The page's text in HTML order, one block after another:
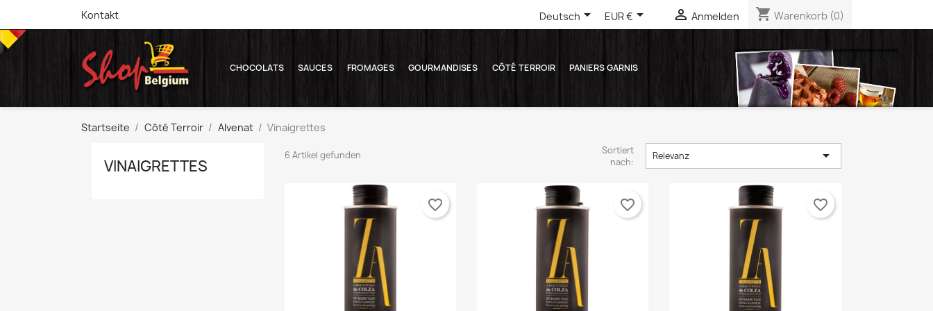
Kontakt Deutsch EUR €  Anmelden shopping_cart Warenkorb (0)
CHOCOLATS SAUCES FROMAGES GOURMANDISES CÔTÉ TERROIR PANIERS GARNIS
Startseite Côté Terroir Alvenat Vinaigrettes
VINAIGRETTES
6 Artikel gefunden
Sortiert
nach:
Relevanz 
favorite_border favorite_border favorite_border